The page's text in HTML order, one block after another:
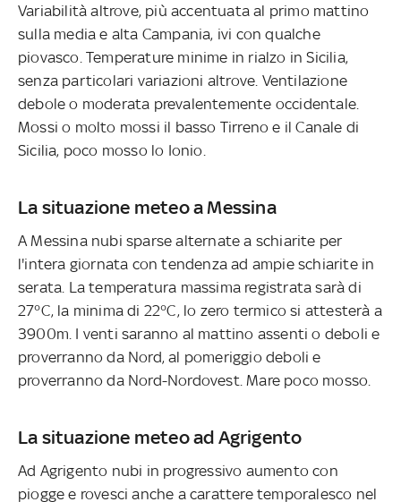
Variabilità altrove, più accentuata al primo mattino
sulla media e alta Campania, ivi con qualche
piovasco. Temperature minime in rialzo in Sicilia,
senza particolari variazioni altrove. Ventilazione
debole o moderata prevalentemente occidentale.
Mossi o molto mossi il basso Tirreno e il Canale di
Sicilia, poco mosso lo Ionio.
La situazione meteo a Messina
A Messina nubi sparse alternate a schiarite per
l'intera giornata con tendenza ad ampie schiarite in
serata. La temperatura massima registrata sarà di
27°C, la minima di 22°C, lo zero termico si attesterà a
3900m. I venti saranno al mattino assenti o deboli e
proverranno da Nord, al pomeriggio deboli e
proverranno da Nord-Nordovest. Mare poco mosso.
La situazione meteo ad Agrigento
Ad Agrigento nubi in progressivo aumento con
piogge e rovesci anche a carattere temporalesco nel